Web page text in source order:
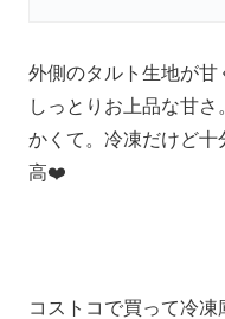
外側のタルト生地が
しっとりお上品な甘
かくて。冷凍だけど十
高❤️
コストコで買って冷